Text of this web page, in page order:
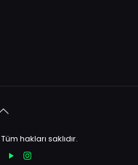
Tüm hakları saklıdır.